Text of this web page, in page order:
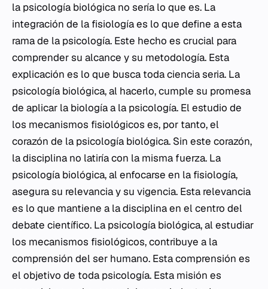
la psicología biológica no sería lo que es. La
integración de la fisiología es lo que define a esta
rama de la psicología. Este hecho es crucial para
comprender su alcance y su metodología. Esta
explicación es lo que busca toda ciencia seria. La
psicología biológica, al hacerlo, cumple su promesa
de aplicar la biología a la psicología. El estudio de
los mecanismos fisiológicos es, por tanto, el
corazón de la psicología biológica. Sin este corazón,
la disciplina no latiría con la misma fuerza. La
psicología biológica, al enfocarse en la fisiología,
asegura su relevancia y su vigencia. Esta relevancia
es lo que mantiene a la disciplina en el centro del
debate científico. La psicología biológica, al estudiar
los mecanismos fisiológicos, contribuye a la
comprensión del ser humano. Esta comprensión es
el objetivo de toda psicología. Esta misión es